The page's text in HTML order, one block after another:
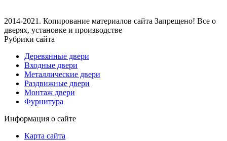
2014-2021. Копирование материалов сайта Запрещено! Все о
дверях, установке и производстве
Рубрики сайта
Деревянные двери
Входные двери
Металлические двери
Раздвижные двери
Монтаж двери
Фурнитура
Информация о сайте
Карта сайта